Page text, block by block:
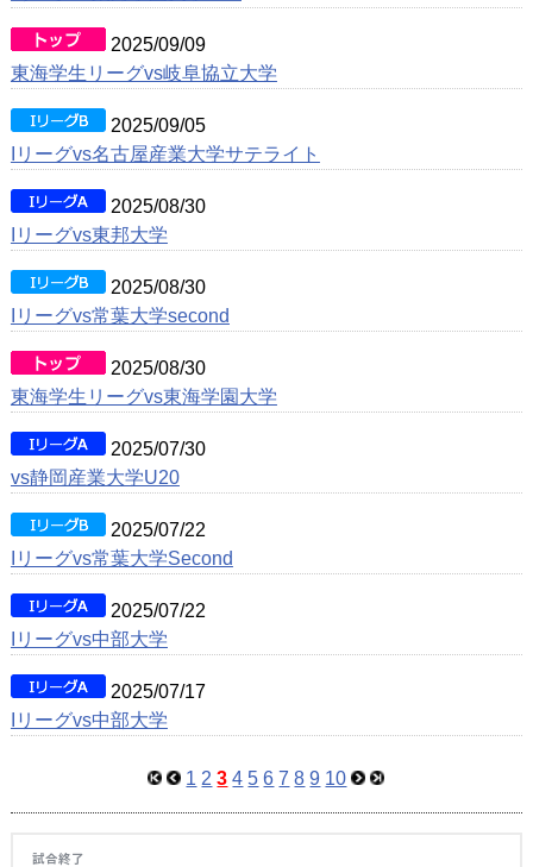
2025/09/09
東海学生リーグvs岐阜協立大学
2025/09/05
Iリーグvs名古屋産業大学サテライト
2025/08/30
Iリーグvs東邦大学
2025/08/30
Iリーグvs常葉大学second
2025/08/30
東海学生リーグvs東海学園大学
2025/07/30
vs静岡産業大学U20
2025/07/22
Iリーグvs常葉大学Second
2025/07/22
Iリーグvs中部大学
2025/07/17
Iリーグvs中部大学
1 2 3 4 5 6 7 8 9 10